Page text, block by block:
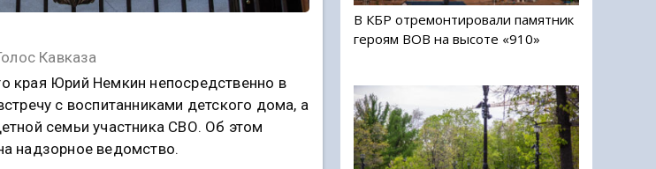
Кавказа
края Юрий Немкин непосредственно в
с воспитанниками детского дома, а
семьи участника СВО. Об этом
надзорное ведомство.
В КБР отремонтировали памятник
героям ВОВ на высоте «910»